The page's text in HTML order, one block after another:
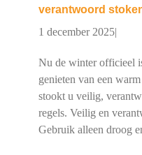
verantwoord
1 december 2025|
Nu de winter officieel
genieten van een
stookt u veilig,
regels. Veilig en
Gebruik alleen droog